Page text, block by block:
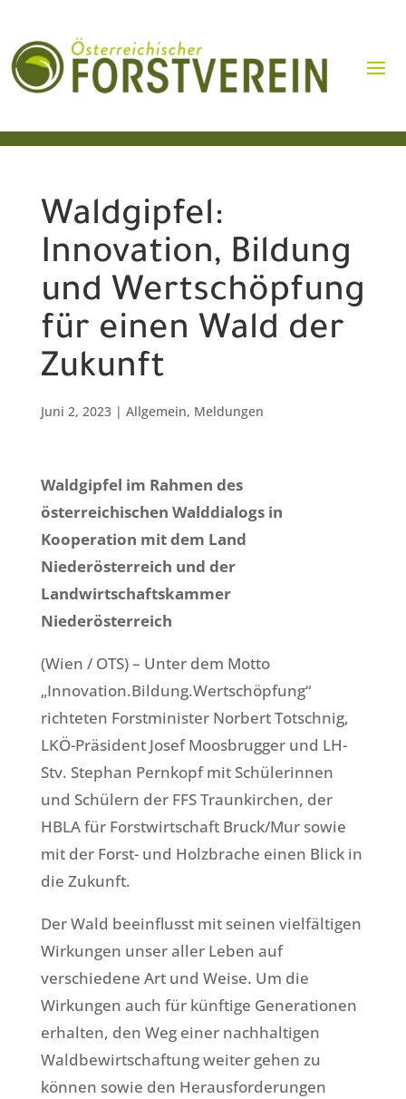
Waldgipfel:
Innovation, Bildung
und Wertschöpfung
für einen Wald der
Zukunft
Juni 2, 2023| Allgemein, Meldungen
Waldgipfel im Rahmen des
österreichischen Walddialogs in
Kooperation mit dem Land
Niederösterreich und der
Landwirtschaftskammer
Niederösterreich
(Wien / OTS) – Unter dem Motto
„Innovation.Bildung.Wertschöpfung“
richteten Forstminister Norbert Totschnig,
LKÖ-Präsident Josef Moosbrugger und LH-
Stv. Stephan Pernkopf mit Schülerinnen
und Schülern der FFS Traunkirchen, der
HBLA für Forstwirtschaft Bruck/Mur sowie
mit der Forst- und Holzbrache einen Blick in
die Zukunft.
Der Wald beeinflusst mit seinen vielfältigen
Wirkungen unser aller Leben auf
verschiedene Art und Weise. Um die
Wirkungen auch für künftige Generationen
erhalten, den Weg einer nachhaltigen
Waldbewirtschaftung weiter gehen zu
können sowie den Herausforderungen